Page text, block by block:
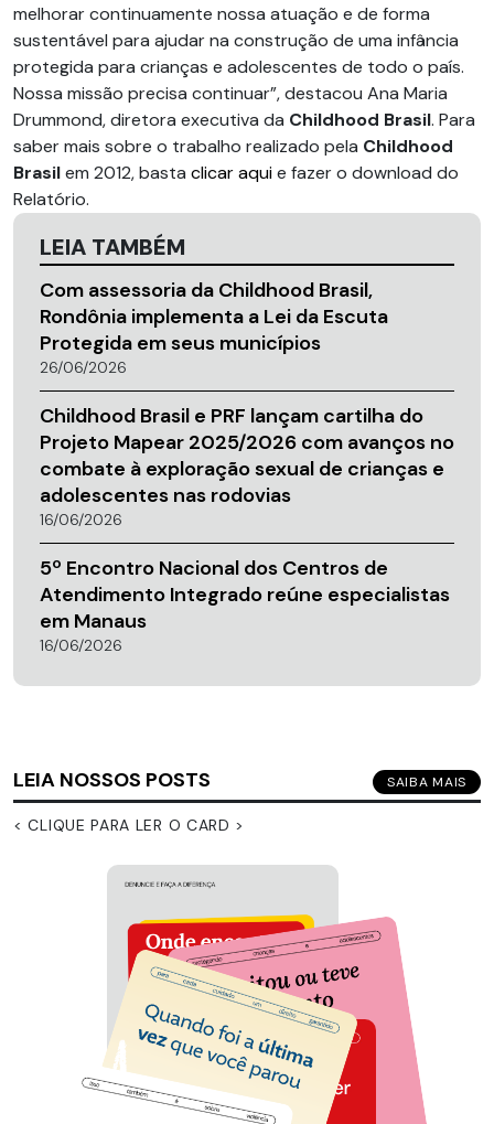
melhorar continuamente nossa atuação e de forma
sustentável para ajudar na construção de uma infância
protegida para crianças e adolescentes de todo o país.
Nossa missão precisa continuar”, destacou Ana Maria
Drummond, diretora executiva da Childhood Brasil. Para
saber mais sobre o trabalho realizado pela Childhood
Brasilem 2012, basta clicar aquie fazer o download do
Relatório.
LEIA TAMBÉM
Com assessoria da Childhood Brasil,
Rondônia implementa a Lei da Escuta
Protegida em seus municípios
26/06/2026
Childhood Brasil e PRF lançam cartilha do
Projeto Mapear 2025/2026 com avanços no
combate à exploração sexual de crianças e
adolescentes nas rodovias
16/06/2026
5º Encontro Nacional dos Centros de
Atendimento Integrado reúne especialistas
em Manaus
16/06/2026
LEIA NOSSOS POSTS SAIBA MAIS
< CLIQUE PARA LER O CARD >